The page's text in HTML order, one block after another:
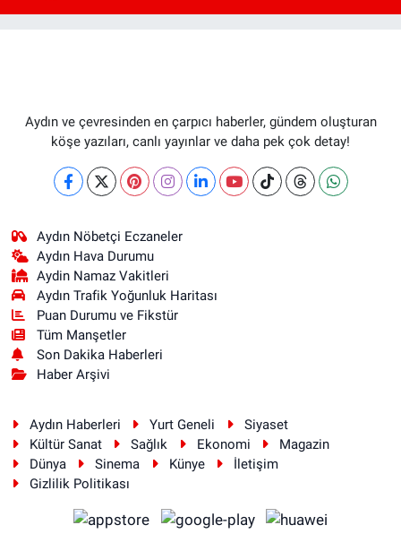
Aydın ve çevresinden en çarpıcı haberler, gündem oluşturan
köşe yazıları, canlı yayınlar ve daha pek çok detay!
Aydın Nöbetçi Eczaneler
Aydın Hava Durumu
Aydin Namaz Vakitleri
Aydın Trafik Yoğunluk Haritası
Puan Durumu ve Fikstür
Tüm Manşetler
Son Dakika Haberleri
Haber Arşivi
Aydın Haberleri Yurt Geneli
Siyaset
Kültür Sanat
Sağlık Ekonomi
Magazin
Dünya
Sinema Künye
İletişim
Gizlilik Politikası